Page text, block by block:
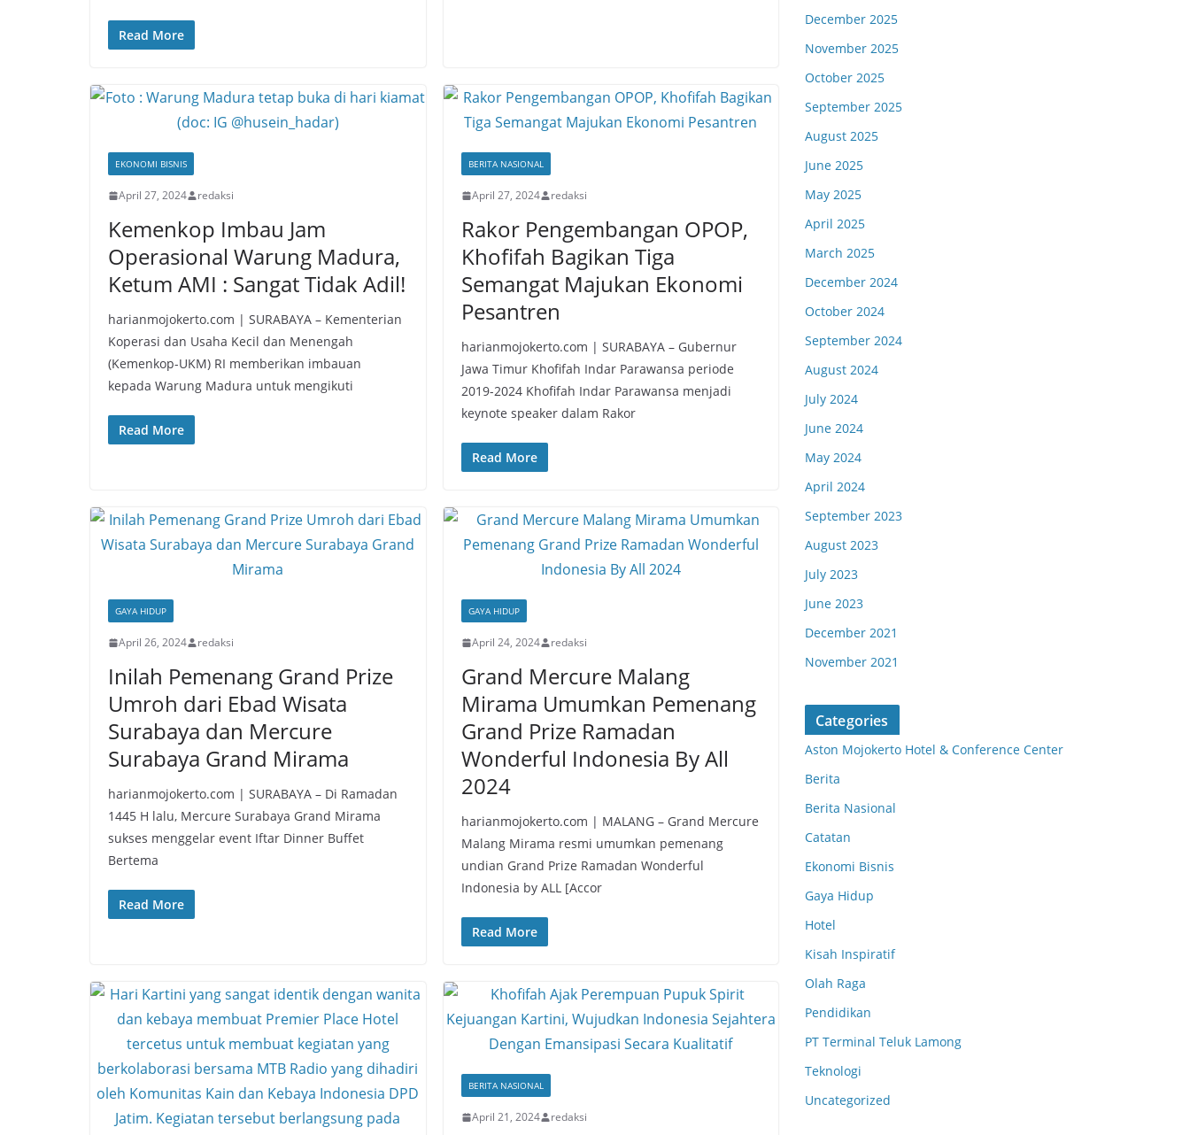
Read More
EKONOMI BISNIS
April 27, 2024 redaksi
Kemenkop Imbau Jam
Operasional Warung Madura,
Ketum AMI : Sangat Tidak Adil!
harianmojokerto.com | SURABAYA – Kementerian
Koperasi dan Usaha Kecil dan Menengah
(Kemenkop-UKM) RI memberikan imbauan
kepada Warung Madura untuk mengikuti
Read More
BERITA NASIONAL
April 27, 2024 redaksi
Rakor Pengembangan OPOP,
Khofifah Bagikan Tiga
Semangat Majukan Ekonomi
Pesantren
harianmojokerto.com | SURABAYA – Gubernur
Jawa Timur Khofifah Indar Parawansa periode
2019-2024 Khofifah Indar Parawansa menjadi
keynote speaker dalam Rakor
Read More
GAYA HIDUP
April 26, 2024 redaksi
Inilah Pemenang Grand Prize
Umroh dari Ebad Wisata
Surabaya dan Mercure
Surabaya Grand Mirama
harianmojokerto.com | SURABAYA – Di Ramadan
1445 H lalu, Mercure Surabaya Grand Mirama
sukses menggelar event Iftar Dinner Buffet
Bertema
Read More
GAYA HIDUP
April 24, 2024 redaksi
Grand Mercure Malang
Mirama Umumkan Pemenang
Grand Prize Ramadan
Wonderful Indonesia By All
2024
harianmojokerto.com | MALANG – Grand Mercure
Malang Mirama resmi umumkan pemenang
undian Grand Prize Ramadan Wonderful
Indonesia by ALL [Accor
Read More
BERITA NASIONAL
April 21, 2024 redaksi
December 2025
November 2025
October 2025
September 2025
August 2025
June 2025
May 2025
April 2025
March 2025
December 2024
October 2024
September 2024
August 2024
July 2024
June 2024
May 2024
April 2024
September 2023
August 2023
July 2023
June 2023
December 2021
November 2021
Categories
Aston Mojokerto Hotel & Conference Center
Berita
Berita Nasional
Catatan
Ekonomi Bisnis
Gaya Hidup
Hotel
Kisah Inspiratif
Olah Raga
Pendidikan
PT Terminal Teluk Lamong
Teknologi
Uncategorized